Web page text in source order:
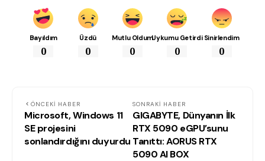
Bayıldım
0
Üzdü
0
Mutlu Oldum
0
Uykumu Getirdi
0
Sinirlendim
0
ÖNCEKI HABER
Microsoft, Windows 11
SE projesini
sonlandırdığını duyurdu
SONRAKI HABER
GIGABYTE, Dünyanın İlk
RTX 5090 eGPU’sunu
Tanıttı: AORUS RTX
5090 AI BOX